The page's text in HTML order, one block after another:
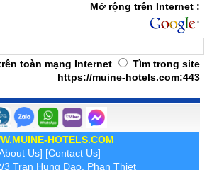
Mở rộng trên Internet :
toàn mạng Internet
Tìm trong site
https://muine-hotels.com:443
HOTELS.COM
Us] [Contact Us]
3 Tran Hung Dao, Phan Thiet